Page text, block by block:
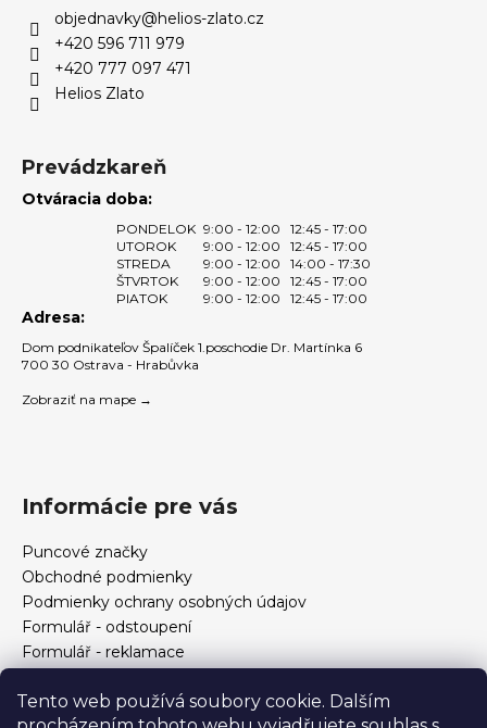
Tento web používá soubory cookie. Dalším
objednavky@helios-zlato.cz
+420 596 711 979
+420 777 097 471
Helios Zlato
Prevádzkareň
Otváracia doba:
PONDELOK 9:00 - 12:00
12:45 - 17:00
UTOROK
9:00 - 12:00
12:45 - 17:00
STREDA
9:00 - 12:00
14:00 - 17:30
ŠTVRTOK
9:00 - 12:00
12:45 - 17:00
PIATOK
9:00 - 12:00 12:45 - 17:00
Adresa:
Dom podnikateľov Špalíček 1.poschodie Dr. Martínka 6
700 30 Ostrava - Hrabůvka
Zobraziť na mape →
Informácie pre vás
Puncové značky
Obchodné podmienky
Podmienky ochrany osobných údajov
Formulář - odstoupení
Formulář - reklamace
Ako určiť veľkosť prsteňa